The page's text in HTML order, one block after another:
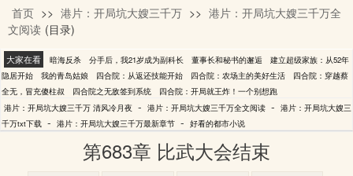
清风冷月夜
首页 >> 港片：开局坑大嫂三千万 >> 港片：开局坑大嫂三千万全
文阅读 (目录)
大家在看 暗海反杀 分手后，我21岁成为副科长 董事长和秘书的邂逅
建立超级家族：从52年
隐居开始
我的青岛姑娘 四合院：从返还技能开始 四合院：农场主的美好生活
四合院：穿越蔡
全无，冒充傻柱叔
四合院之无敌签到系统
四合院：开局就王炸！一个别想跑
港片：开局坑大嫂三千万 清风冷月夜 - 港片：开局坑大嫂三千万全文阅读 - 港片：开局坑大嫂三
千万txt下载 - 港片：开局坑大嫂三千万最新章节 - 好看的都市小说
第683章 比武大会结束